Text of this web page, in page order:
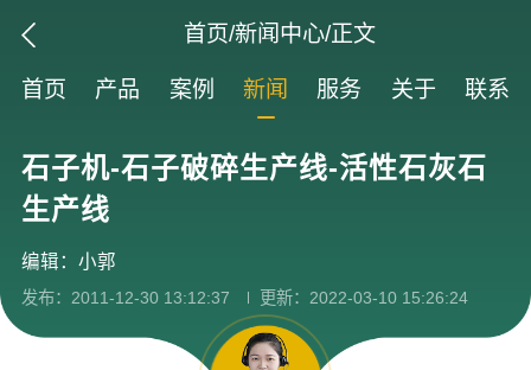
首页/新闻中心/正文
首页 产品 案例 新闻 服务 关于 联系
石子机-石子破碎生产线-活性石灰石
生产线
编辑：小郭
发布：2011-12-30 13:12:37 更新：2022-03-10 15:26:24